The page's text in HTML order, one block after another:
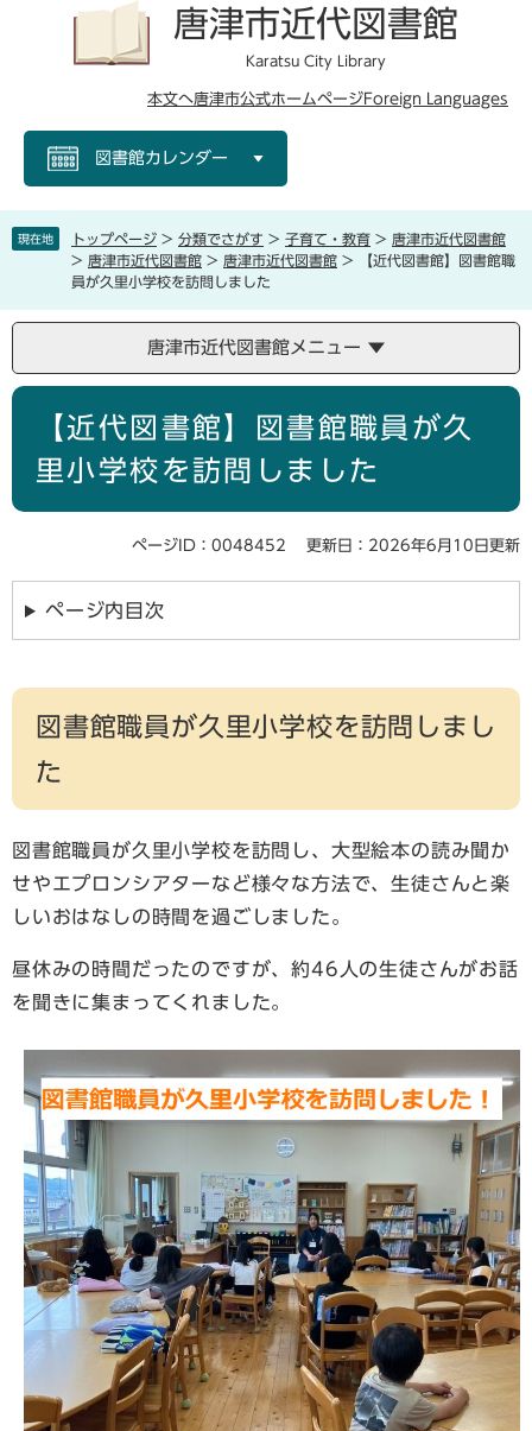
。
て
唐津市近代図書館
Karatsu City Library
本文へ唐津市公式ホームページForeign Languages
図書館カレンダー
現在地 トップページ > 分類でさがす > 子育て・教育 > 唐津市近代図書館
> 唐津市近代図書館 > 唐津市近代図書館 >
【近代図書館】図書館職
員が久里小学校を訪問しました
唐津市近代図書館メニュー
本
【近代図書館】図書館職員が久
里小学校を訪問しました
ページID：0048452 更新日：2026年6月10日更新
ページ内目次
図書館職員が久里小学校を訪問しまし
た
図書館職員が久里小学校を訪問し、大型絵本の読み聞か
せやエプロンシアターなど様々な方法で、生徒さんと楽
しいおはなしの時間を過ごしました。​
昼休みの時間だったのですが、約46人の生徒さんがお話
を聞きに集まってくれました。